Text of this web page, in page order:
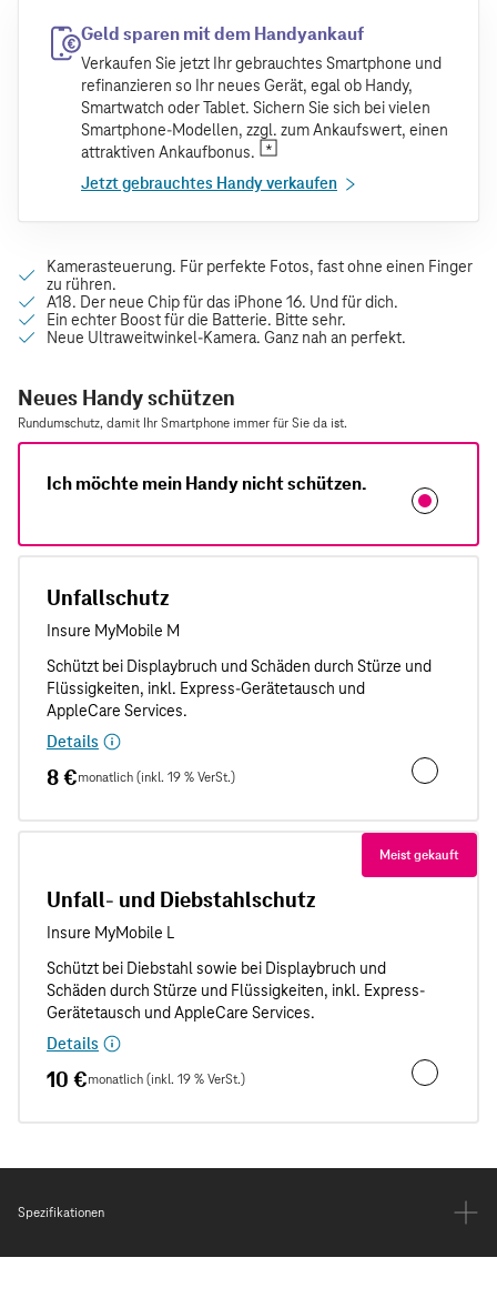
Geld sparen mit dem Handyankauf
Verkaufen Sie jetzt Ihr gebrauchtes Smartphone und
refinanzieren so Ihr neues Gerät, egal ob Handy,
Smartwatch oder Tablet. Sichern Sie sich bei vielen
Smartphone-Modellen, zzgl. zum Ankaufswert, einen
attraktiven Ankaufbonus.
Jetzt gebrauchtes Handy verkaufen
Neues Handy schützen
Rundumschutz, damit Ihr Smartphone immer für Sie da ist.
Ich möchte mein Handy nicht schützen.
Unfallschutz
Details
8 €monatlich (inkl. 19 % VerSt.)
Meist gekauft
Unfall- und Diebstahlschutz
Details
10 €monatlich (inkl. 19 % VerSt.) Unfall- und
Spezifikationen